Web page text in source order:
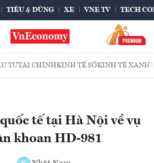
TIÊU & DÙNG XE VNE TV TECH
TƯTÀI CHÍNHKINH TẾ SỐKINH TẾ XANH
tế tại Hà Nội về vụ
khoan HD-981